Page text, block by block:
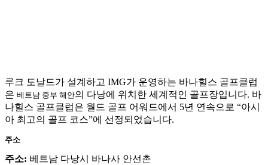
루크 도날드가 설계하고 IMG가 운영하는 바나힐스 골프클럽
은 베트남 중부 해안의 다낭에 위치한 세계적인 골프장입니다. 바
나힐스 골프클럽은 월드 골프 어워드에서 5년 연속으로 “아시
아 최고의 골프 코스”에 선정되었습니다.
주소
주소: 베트남 다낭시 바나사 안선촌